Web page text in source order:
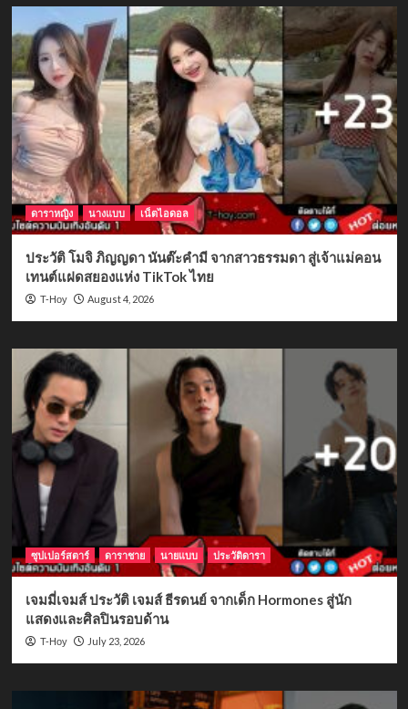
ดาราหญิง นางแบบ เน็ตไอดอล
ประวัติ โมจิ ภิญญดา นันต๊ะคำมี จากสาวธรรมดา สู่เจ้าแม่คอน
เทนต์แฝดสยองแห่ง TikTok ไทย
T-Hoy August 4, 2026
ซุปเปอร์สตาร์ ดาราชาย นายแบบ ประวัติดารา
เจมมี่เจมส์ ประวัติ เจมส์ ธีรดนย์ จากเด็ก Hormones สู่นัก
แสดงและศิลปินรอบด้าน
T-Hoy July 23, 2026